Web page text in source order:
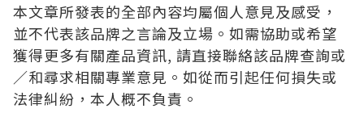
本文章所發表的全部內容均屬個人意見及感受，
並不代表該品牌之言論及立場。如需協助或希望
獲得更多有關產品資訊, 請直接聯絡該品牌查詢或
∕和尋求相關專業意見。如從而引起任何損失或
法律糾紛，本人概不負責。